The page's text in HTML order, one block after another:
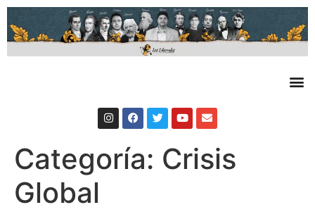
Categoría: Crisis
Global